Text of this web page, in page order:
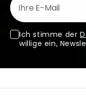
Ich stimme der
willige ein,